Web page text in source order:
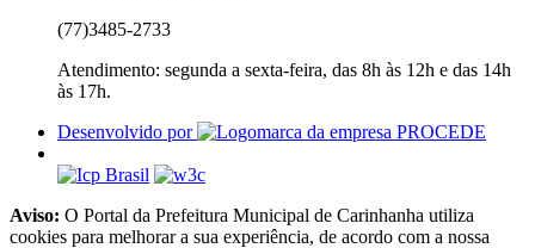
(77)3485-2733
Atendimento: segunda a sexta-feira, das 8h às 12h e das 14h
às 17h.
Desenvolvido por
Aviso: O Portal da Prefeitura Municipal de Carinhanha utiliza
cookies para melhorar a sua experiência, de acordo com a nossa